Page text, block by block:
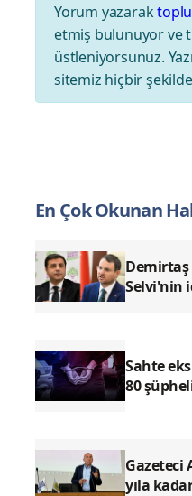
Yorum yazarak
etmiş bulunuyor ve
üstleniyorsunuz.
sitemiz hiçbir
En Çok Okunan
Selvi'nin
Sahte
80
Gazeteci
yıla